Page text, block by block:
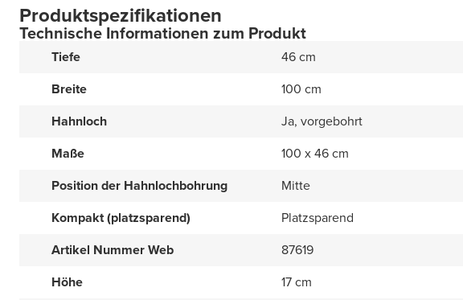
Produktspezifikationen
Technische Informationen zum Produkt
Tiefe
46 cm
Breite
100 cm
Hahnloch
Ja, vorgebohrt
Maße
100 x 46 cm
Position der Hahnlochbohrung
Mitte
Kompakt (platzsparend)
Platzsparend
Artikel Nummer Web
87619
Höhe
17 cm